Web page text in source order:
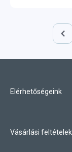
Elérhetőségeink
Vásárlási feltételek